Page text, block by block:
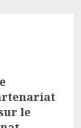
le